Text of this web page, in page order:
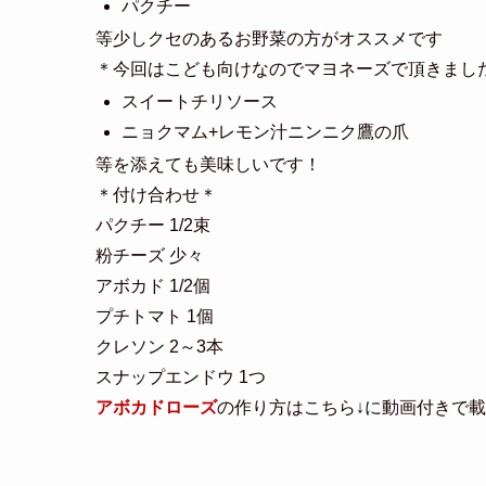
アボカド 1/2個
人参 1/2本
紫玉ねぎ 1/4こ
大葉 6枚
チェダーチーズ 40g
サラダ菜 3枚
＊お勧めの野菜
好き嫌いがなければ水菜より
ニラ
セロリ
パクチー
等少しクセのあるお野菜の方がオススメです
＊今回はこども向けなのでマヨネーズで頂きまし
スイートチリソース